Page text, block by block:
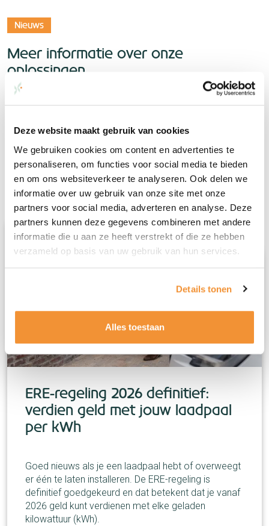
Deze website maakt gebruik van cookies
We gebruiken cookies om content en advertenties te
personaliseren, om functies voor social media te bieden
en om ons websiteverkeer te analyseren. Ook delen we
informatie over uw gebruik van onze site met onze
partners voor social media, adverteren en analyse. Deze
partners kunnen deze gegevens combineren met andere
informatie die u aan ze heeft verstrekt of die ze hebben
verzameld op basis van uw gebruik van hun services.
Details tonen
Alles toestaan
Nieuws
Meer informatie over onze
oplossingen
Dutch Energy gaat met volle energie voor de beste
ontwikkelingen en mogelijkheden continu in de gaten. Díe
Meer berichten
ERE-regeling 2026 definitief:
verdien geld met jouw laadpaal
per kWh
Goed nieuws als je een laadpaal hebt of overweegt
er één te laten installeren. De ERE-regeling is
definitief goedgekeurd en dat betekent dat je vanaf
2026 geld kunt verdienen met elke geladen
kilowattuur (kWh).